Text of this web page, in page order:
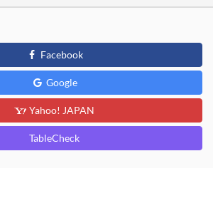
Facebook
Google
Yahoo! JAPAN
TableCheck